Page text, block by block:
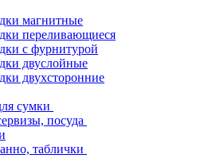
магнитные
переливающиеся
с фурнитурой
двуслойные
двухсторонние
сумки
посуда
таблички